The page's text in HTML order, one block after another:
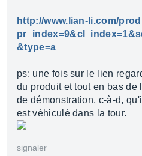
http://www.lian-li.com/
&type=a
ps: une fois sur le lien
du produit et tout en bas de
de démonstration, c-à-d,
est véhiculé dans la tour.
signaler